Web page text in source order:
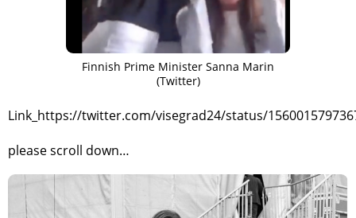
Finnish Prime Minister Sanna Marin
(Twitter)
Link_https://twitter.com/visegrad24/status/
please scroll down…